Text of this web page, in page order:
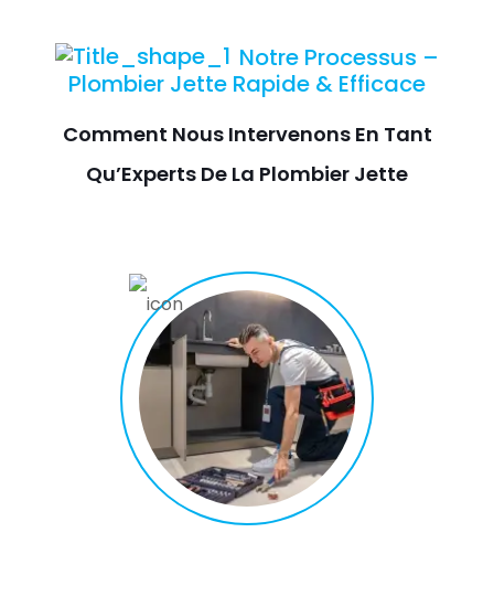
Notre Processus –
Plombier Jette Rapide & Efficace
Comment Nous Intervenons En Tant
Qu’Experts De La Plombier Jette